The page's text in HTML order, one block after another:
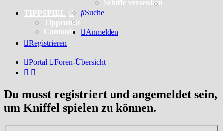
Schiffe versenken
TIPPSPIEL
Tipprunde
Comunio
Suche
Anmelden
Registrieren
Portal Foren-Übersicht
Du musst registriert und angemeldet sein,
um Kniffel spielen zu können.